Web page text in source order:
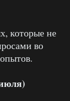
которые не
во